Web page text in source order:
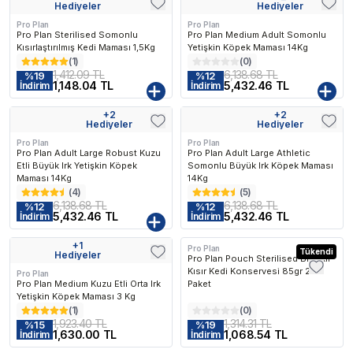
Kargo BedavaHediyeler
Pro Plan
Pro Plan Sterilised Somonlu
Kısırlaştırılmış Kedi Maması 1,5Kg
(1)
%19
İndirim
1,412.09 TL
1,148.04 TL
Hediyeler
Pro Plan
Pro Plan Medium Adult Somonlu
Yetişkin Köpek Maması 14Kg
(0)
%12
İndirim
6,138.68 TL
5,432.46 TL
+2
Hediyeler
Pro Plan
Pro Plan Adult Large Robust Kuzu
Etli Büyük Irk Yetişkin Köpek
Maması 14Kg
(4)
%12
İndirim
6,138.68 TL
5,432.46 TL
+2
Hediyeler
Pro Plan
Pro Plan Adult Large Athletic
Somonlu Büyük Irk Köpek Maması
14Kg
(5)
%12
İndirim
6,138.68 TL
5,432.46 TL
Kargo Bedava+1
Hediyeler
Pro Plan
Pro Plan Medium Kuzu Etli Orta Irk
Yetişkin Köpek Maması 3 Kg
(1)
%15
İndirim
1,923.40 TL
1,630.00 TL
Kargo Bedava Tükendi
Pro Plan
Pro Plan Pouch Sterilised Biftekli
Kısır Kedi Konservesi 85gr 26lı
Paket
(0)
%19
İndirim
1,314.31 TL
1,068.54 TL
Favorilenen En Çok Favorilenen En Çok Favorilenen